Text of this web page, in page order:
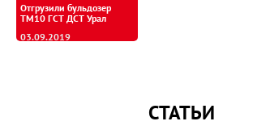
Отгрузили бульдозер
ТМ10 ГСТ ДСТ Урал
03.09.2019
СТАТЬИ